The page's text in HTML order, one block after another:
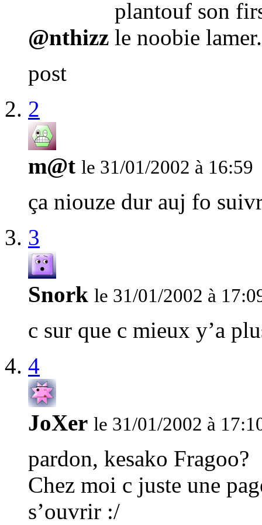
@nthizz
post
2
m@t le 31/01/2002 à 16:59
ça niouze dur auj fo
3
Snork le 31/01/2002 à
c sur que c mieux y’a
4
JoXer le 31/01/2002 à
pardon, kesako Fragoo?
Chez moi c juste une
s’ouvrir :/